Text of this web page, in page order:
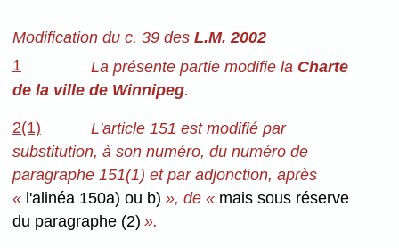
Modification du c. 39 des L.M. 2002
1
La présente partie modifie la Charte
de la ville de Winnipeg.
2(1)
L'article 151 est modifié par
substitution, à son numéro, du numéro de
paragraphe 151(1) et par adjonction, après
«l'alinéa 150a) ou b) », de « mais sous réserve
du paragraphe (2) ».